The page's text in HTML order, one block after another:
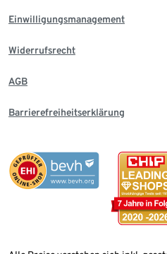
Einwilligungsmanagement
Widerrufsrecht
AGB
Barrierefreiheitserklärung